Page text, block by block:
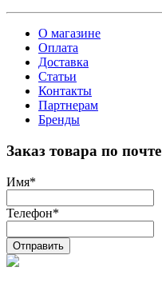
О магазине
Оплата
Доставка
Статьи
Контакты
Партнерам
Бренды
Заказ товара по почте
Имя*
Телефон*
Отправить